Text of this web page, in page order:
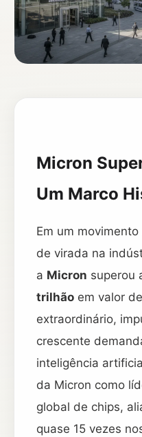
Micron
Um Marco
Em um
de virada na
a Micron superou
trilhão em valor
extraordinário,
crescente
inteligência
da Micron como
global de chips,
quase 15 vezes